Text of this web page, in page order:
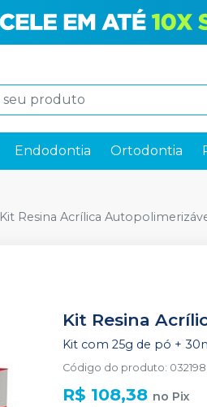
Endodontia Ortodontia
Kit Resina Acrílica
Kit Resina
Kit com 25g de pó +
Código do produto: 032198
R$ 108,38 no Pix